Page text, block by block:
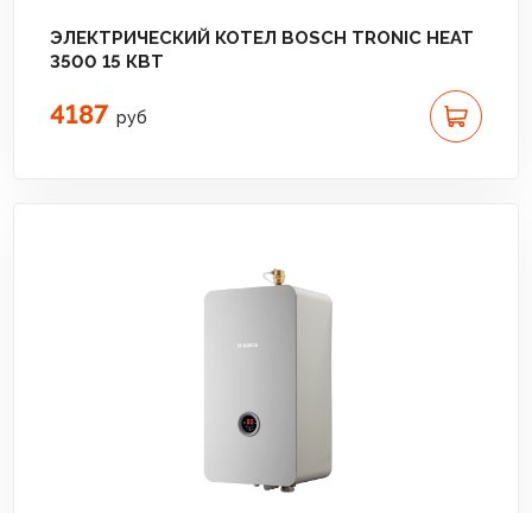
ЭЛЕКТРИЧЕСКИЙ КОТЕЛ BOSCH TRONIC HEAT
3500 15 КВТ
4187 руб